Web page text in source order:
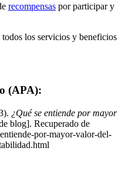
recompensas por participar y
los servicios y beneficios
(APA):
¿Qué se entiende por mayor
blog]. Recuperado de
por-mayor-valor-del-